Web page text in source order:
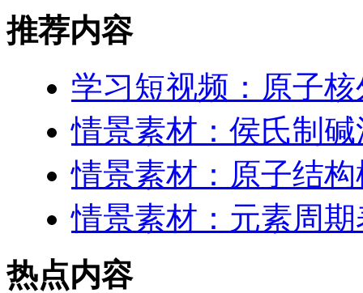
推荐内容
学习短视频：原子
情景素材：侯氏制
情景素材：原子结
情景素材：元素周
热点内容